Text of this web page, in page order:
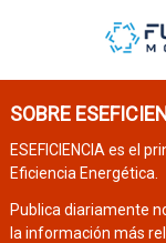
SOBRE
ESEFICIENCIA es el
Eficiencia Energética.
Publica diariamente
la información más